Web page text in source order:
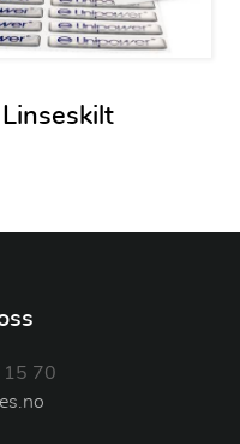
Linseskilt
70